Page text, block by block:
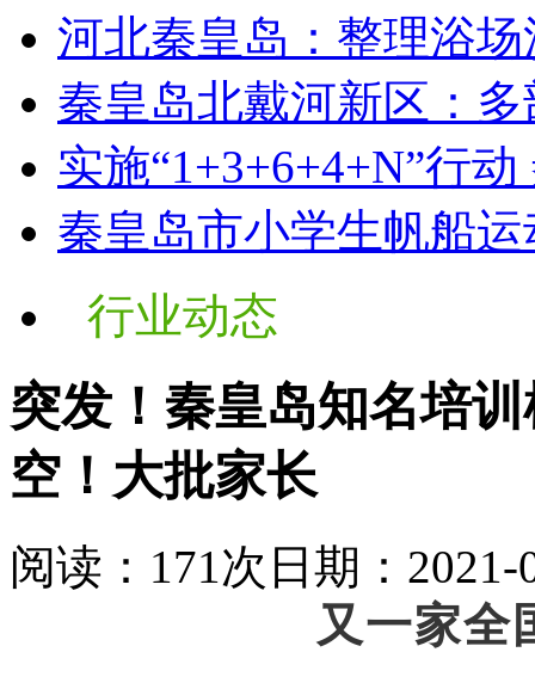
河北秦皇岛：整理浴场
秦皇岛北戴河新区：多
实施“1+3+6+4+N”行动
秦皇岛市小学生帆船运
行业动态
突发！秦皇岛知名培
空！大批家长
阅读：171次 日期：2021-
又一家全